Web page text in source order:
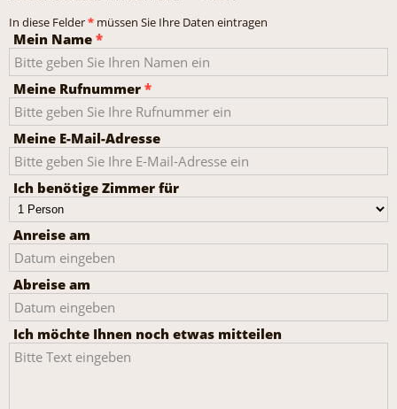
In diese Felder* müssen Sie Ihre Daten eintragen
Mein Name *
Meine Rufnummer *
Meine E-Mail-Adresse
Ich benötige Zimmer für
Anreise am
Abreise am
Ich möchte Ihnen noch etwas mitteilen